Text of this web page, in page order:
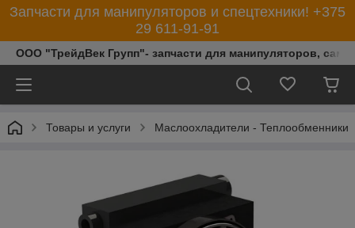
Запчасти для манипуляторов и спецтехники! +375
29 611-91-91
ООО "ТрейдВек Групп"- запчасти для манипуляторов,
Товары и услуги Маслоохладители - Теплообменники